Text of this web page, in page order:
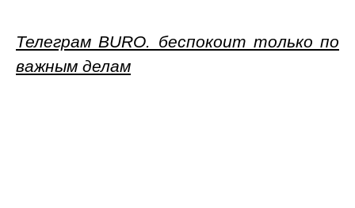
Телеграм BURO. беспокоит только по
важным делам